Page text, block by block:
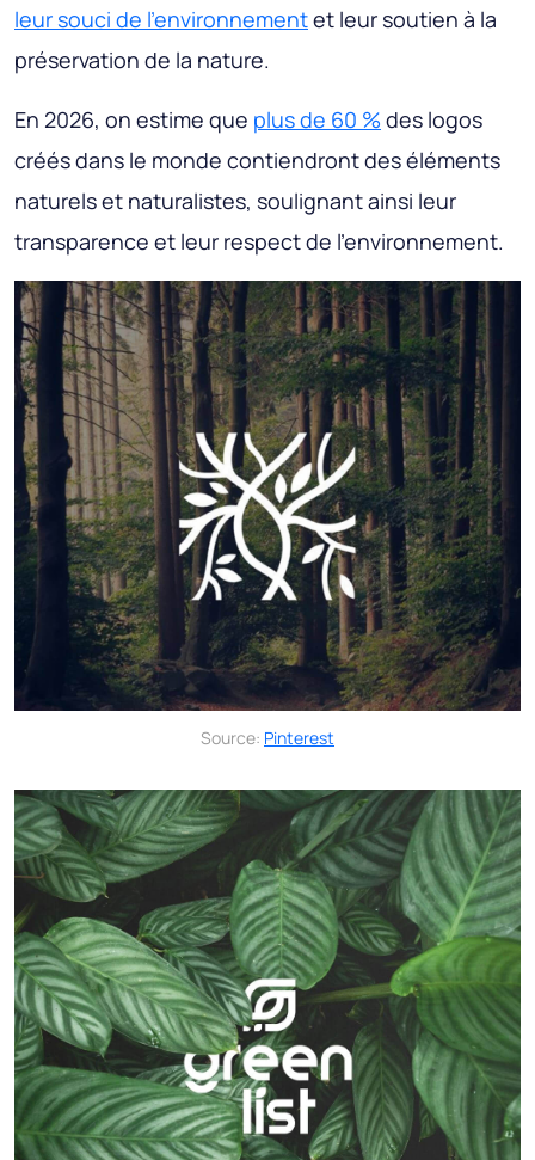
leur souci de l'environnementet leur soutien à la
préservation de la nature.
En 2026, on estime que plus de 60 % des logos
créés dans le monde contiendront des éléments
naturels et naturalistes, soulignant ainsi leur
transparence et leur respect de l'environnement.
Source: Pinterest